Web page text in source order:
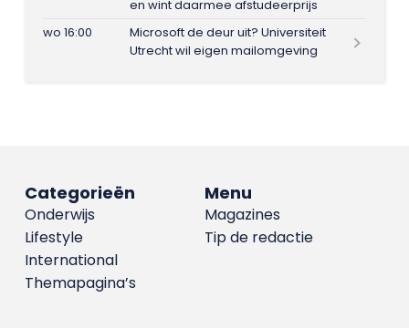
en wint daarmee afstudeerprijs
wo 16:00
Microsoft de deur uit? Universiteit
Utrecht wil eigen mailomgeving
Menu
Magazines
Tip de redactie
Categorieën
Onderwijs
Lifestyle
International
Themapagina’s